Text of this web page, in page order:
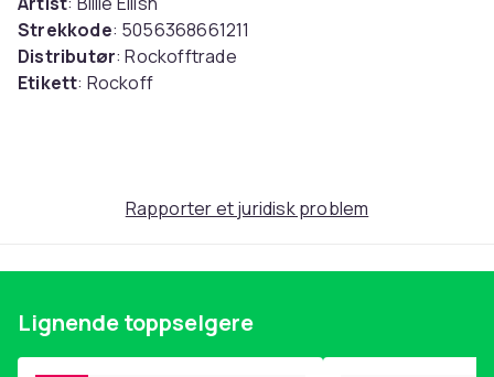
Strekkode: 5056368661211
Distributør: Rockofftrade
Etikett: Rockoff
Produktsikkerhetsinformasjon
Rapporter et juridisk problem
Lignende toppselgere